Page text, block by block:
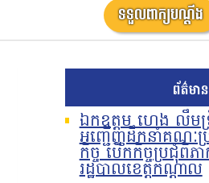
ទទួលពាក្យបណ្តឹង
ព័ត៌មា
ឯកឧត្តម ហេង លឹមទ្
អញ្ជើញដឹកនាំគណៈ
កិច្ច បើកកិច្ចប្រជុំពិភ
រដ្ឋបាលខេត្តកណ្តាល